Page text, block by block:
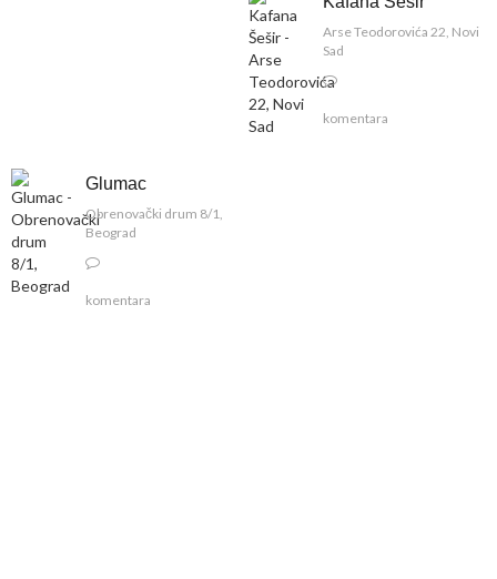
Arse Teodorovića 22, Novi
Sad
komentara
Glumac
Obrenovački drum 8/1,
Beograd
komentara